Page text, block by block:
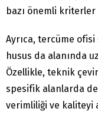
bazı önemli
Ayrıca, tercüme
husus da alanında
Özellikle, teknik
spesifik alanlarda
verimliliği ve kaliteyi